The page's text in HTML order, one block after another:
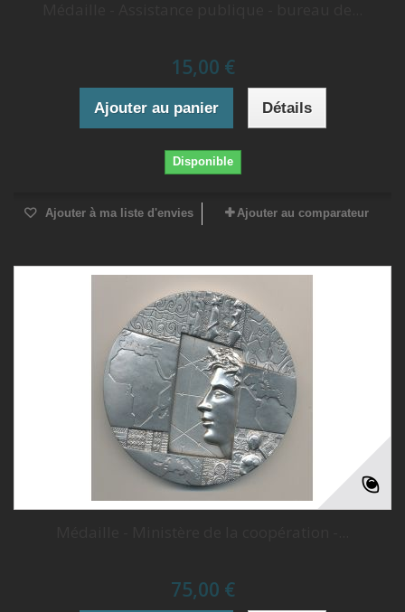
15,00 €
Ajouter au panier Détails
Disponible
Ajouter à ma liste d'envies Ajouter au comparateur
75,00 €